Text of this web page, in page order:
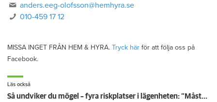
anders.eeg-olofsson@hemhyra.se
010-459 17 12
MISSA INGET FRÅN HEM & HYRA. Tryck här för att följa oss på
Facebook.
Läs också
Så undviker du mögel – fyra riskplatser i lägenheten: ”Måste städa bort”